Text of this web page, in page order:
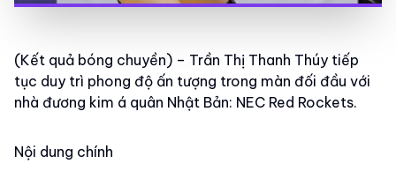
(Kết quả bóng chuyền) – Trần Thị Thanh Thúy tiếp
tục duy trì phong độ ấn tượng trong màn đối đầu với
nhà đương kim á quân Nhật Bản: NEC Red Rockets.
Nội dung chính